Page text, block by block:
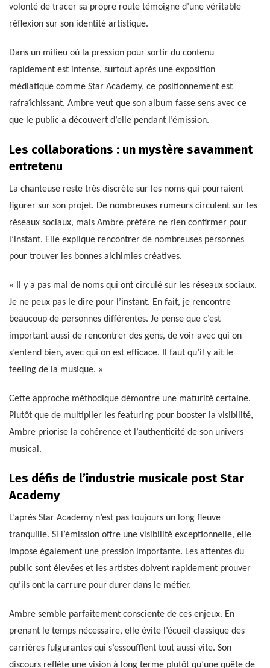
volonté de tracer sa propre route témoigne d’une véritable
réflexion sur son identité artistique.
Dans un milieu où la pression pour sortir du contenu
rapidement est intense, surtout après une exposition
médiatique comme Star Academy, ce positionnement est
rafraîchissant. Ambre veut que son album fasse sens avec ce
que le public a découvert d’elle pendant l’émission.
Les collaborations : un mystère savamment
entretenu
La chanteuse reste très discrète sur les noms qui pourraient
figurer sur son projet. De nombreuses rumeurs circulent sur les
réseaux sociaux, mais Ambre préfère ne rien confirmer pour
l’instant. Elle explique rencontrer de nombreuses personnes
pour trouver les bonnes alchimies créatives.
« Il y a pas mal de noms qui ont circulé sur les réseaux sociaux.
Je ne peux pas le dire pour l’instant. En fait, je rencontre
beaucoup de personnes différentes. Je pense que c’est
important aussi de rencontrer des gens, de voir avec qui on
s’entend bien, avec qui on est efficace. Il faut qu’il y ait le
feeling de la musique. »
Cette approche méthodique démontre une maturité certaine.
Plutôt que de multiplier les featuring pour booster la visibilité,
Ambre priorise la cohérence et l’authenticité de son univers
musical.
Les défis de l’industrie musicale post Star
Academy
L’après Star Academy n’est pas toujours un long fleuve
tranquille. Si l’émission offre une visibilité exceptionnelle, elle
impose également une pression importante. Les attentes du
public sont élevées et les artistes doivent rapidement prouver
qu’ils ont la carrure pour durer dans le métier.
Ambre semble parfaitement consciente de ces enjeux. En
prenant le temps nécessaire, elle évite l’écueil classique des
carrières fulgurantes qui s’essoufflent tout aussi vite. Son
discours reflète une vision à long terme plutôt qu’une quête de